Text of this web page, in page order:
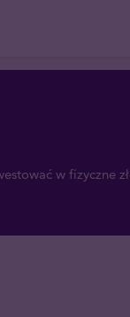
w fizyczne